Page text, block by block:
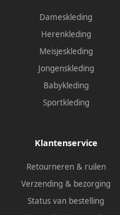
Dameskleding
Herenkleding
Meisjeskleding
Jongenskleding
Babykleding
Sportkleding
Klantenservice
Retourneren & ruilen
Verzending & bezorging
Status van bestelling